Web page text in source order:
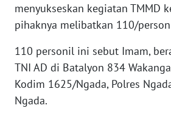
menyukseskan kegiatan TMMD
pihaknya melibatkan 110/
110 personil ini sebut Imam,
TNI AD di Batalyon 834
Kodim 1625/Ngada, Polres
Ngada.
WN
BEKASI
WN
BOGOR
WN